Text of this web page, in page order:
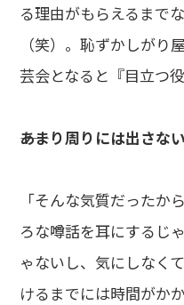
る理由がもらえるまで
（笑）。恥ずかしが
芸会となると『目立つ
――あまり周りには出さ
「そんな気質だった
ろな噂話を耳にするじ
ゃないし、気にしなく
けるまでには時間がか